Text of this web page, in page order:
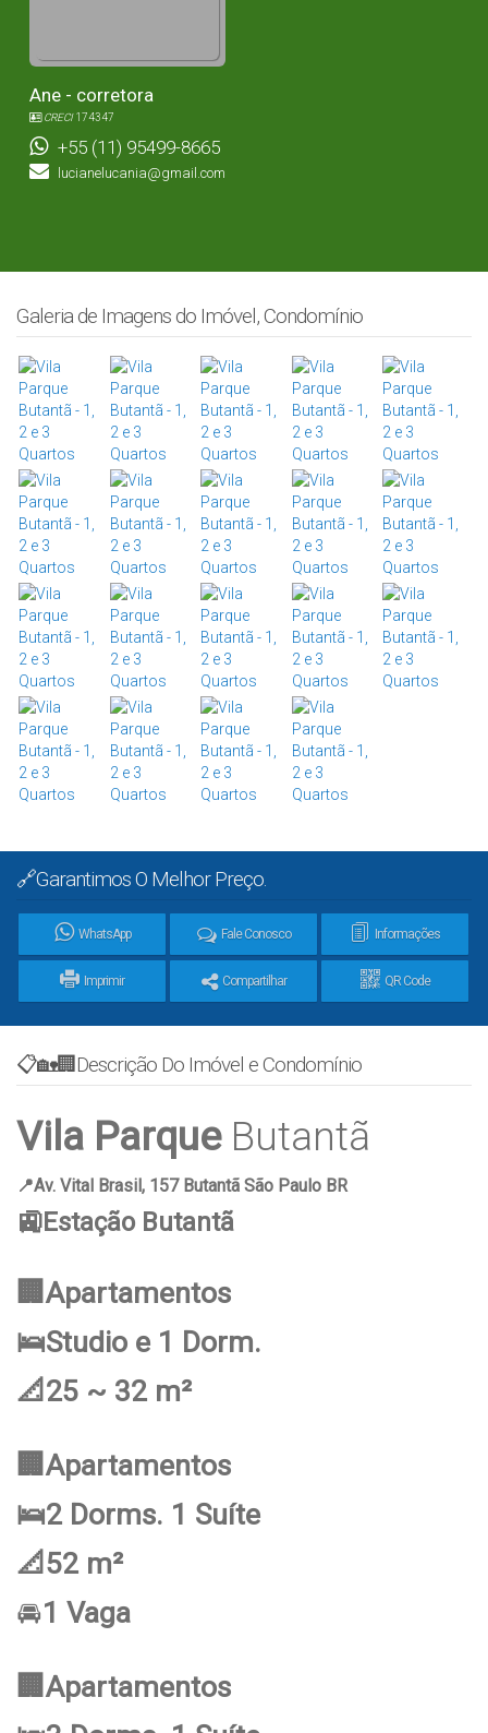
Ane - corretora
CRECI174347
+55 (11) 95499-8665
lucianelucania@gmail.com
Galeria de Imagens do Imóvel, Condomínio
🔗Garantimos O Melhor Preço.
WhatsApp Fale Conosco Informações
Imprimir Compartilhar QR Code
📋🏡🏢Descrição Do Imóvel e Condomínio
Vila Parque Butantã
📍Av. Vital Brasil, 157 Butantã São Paulo BR
🚉Estação Butantã
🏢Apartamentos
🛌Studio e 1 Dorm.
📐25 ~ 32 m²
🏢Apartamentos
🛌2 Dorms. 1 Suíte
📐52 m²
🚘1 Vaga
🏢Apartamentos